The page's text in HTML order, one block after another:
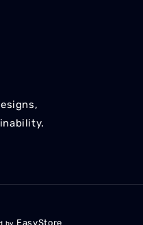
EasyStore